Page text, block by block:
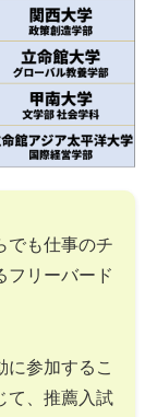
でも仕事のチ
フリーバード
に参加するこ
て、推薦入試